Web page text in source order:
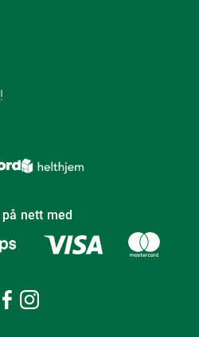
nett med